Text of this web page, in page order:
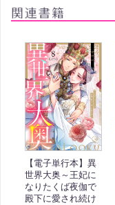
【電子単行本】異
世界大奥～王妃に
なりたくば夜伽で
殿下に愛され続け